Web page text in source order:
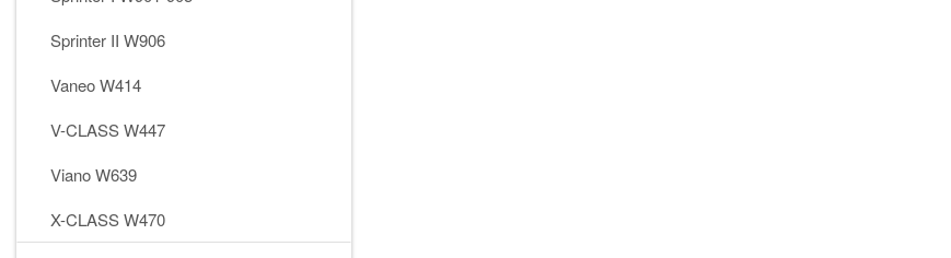
Sprinter II W906
Vaneo W414
V-CLASS W447
Viano W639
X-CLASS W470